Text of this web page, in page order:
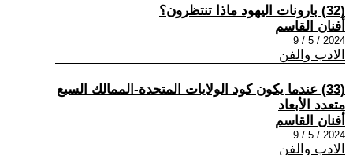
(32) بارونات اليهود ماذا تنتظرون؟
أفنان القاسم
2024 / 5 / 9
الادب والفن
(33) عندما يكون كود الولايات المتحدة-الممالك السبع
متعدد الأبعاد
أفنان القاسم
2024 / 5 / 9
الادب والفن